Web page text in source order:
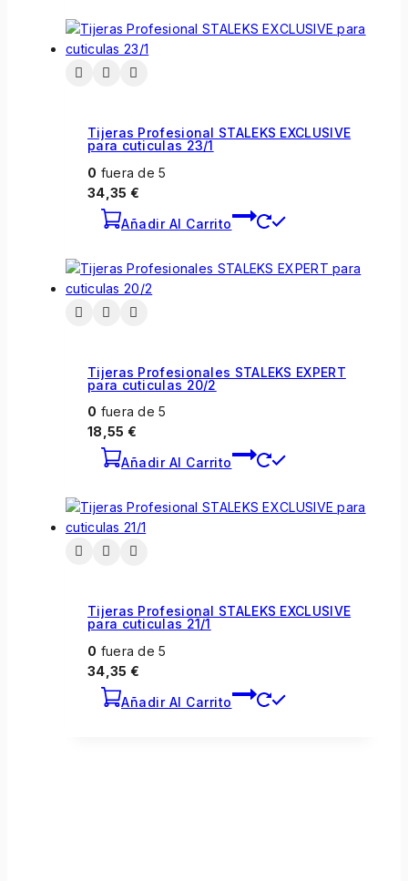
Tijeras Profesional STALEKS EXCLUSIVE
para cuticulas 23/1
0 fuera de 5
34,35 €
Añadir Al Carrito
Tijeras Profesionales STALEKS EXPERT
para cuticulas 20/2
0 fuera de 5
18,55 €
Añadir Al Carrito
Tijeras Profesional STALEKS EXCLUSIVE
para cuticulas 21/1
0 fuera de 5
34,35 €
Añadir Al Carrito